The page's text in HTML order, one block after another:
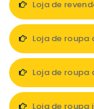
Loja de
Loja de roupa
Loja de
Loja de roupa